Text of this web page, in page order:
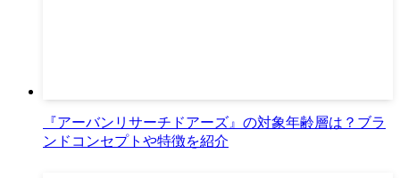
『アーバンリサーチドアーズ』の対象年齢層は？ブラ
ンドコンセプトや特徴を紹介